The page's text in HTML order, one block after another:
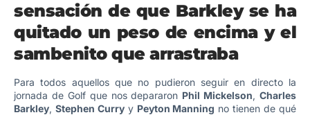
sensación de que Barkley se ha
quitado un peso de encima y el
sambenito que arrastraba
Para todos aquellos que no pudieron seguir en directo la
jornada de Golf que nos depararon Phil Mickelson, Charles
Barkley, Stephen Curryy Peyton Manning no tienen de qué